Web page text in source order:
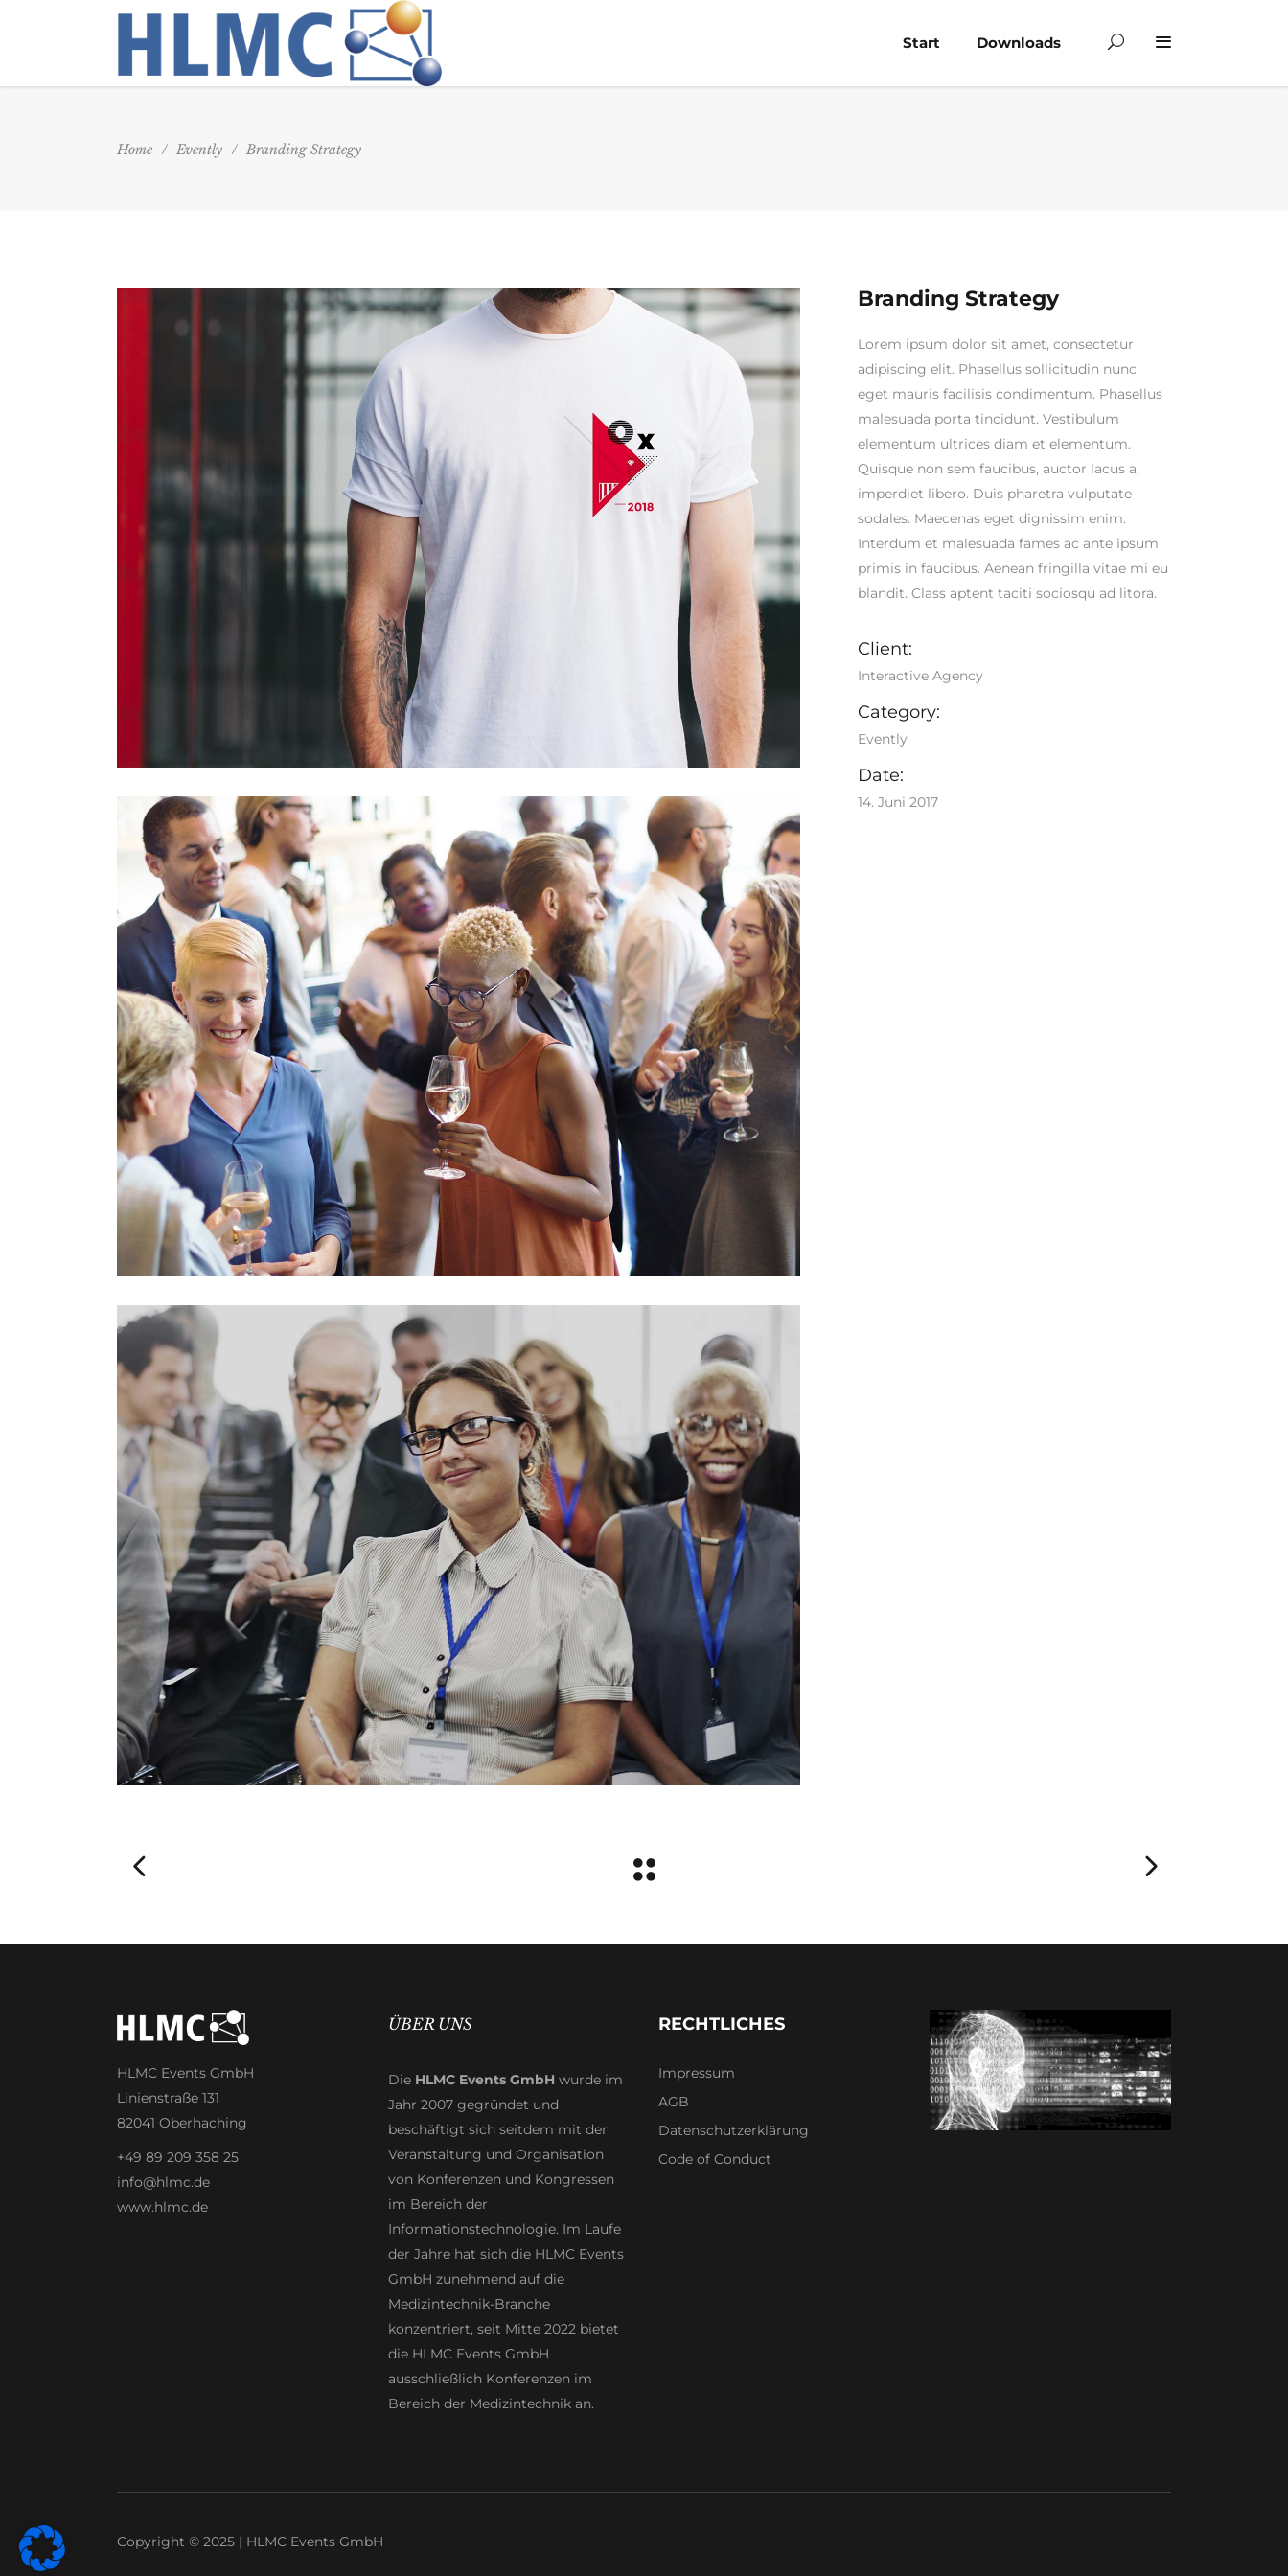
Start Downloads
Home / Evently / Branding Strategy
Branding Strategy
Lorem ipsum dolor sit amet, consectetur
adipiscing elit. Phasellus sollicitudin nunc
eget mauris facilisis condimentum. Phasellus
malesuada porta tincidunt. Vestibulum
elementum ultrices diam et elementum.
Quisque non sem faucibus, auctor lacus a,
imperdiet libero. Duis pharetra vulputate
sodales. Maecenas eget dignissim enim.
Interdum et malesuada fames ac ante ipsum
primis in faucibus. Aenean fringilla vitae mi eu
blandit. Class aptent taciti sociosqu ad litora.
Client:
Interactive Agency
Category:
Evently
Date:
14. Juni 2017
HLMC Events GmbH
Linienstraße 131
82041 Oberhaching
+49 89 209 358 25
info@hlmc.de
www.hlmc.de
ÜBER UNS
Die HLMC Events GmbH wurde im
Jahr 2007 gegründet und
beschäftigt sich seitdem mit der
Veranstaltung und Organisation
von Konferenzen und Kongressen
im Bereich der
Informationstechnologie. Im Laufe
der Jahre hat sich die HLMC Events
GmbH zunehmend auf die
Medizintechnik-Branche
konzentriert, seit Mitte 2022 bietet
die HLMC Events GmbH
ausschließlich Konferenzen im
Bereich der Medizintechnik an.
RECHTLICHES
Impressum
AGB
Datenschutzerklärung
Code of Conduct
Copyright © 2025 | HLMC Events GmbH